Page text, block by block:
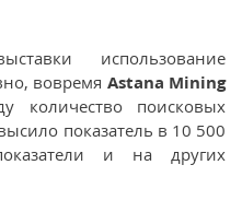
использование
вовремя Astana Mining
количество поисковых
показатель в 10 500
и на других